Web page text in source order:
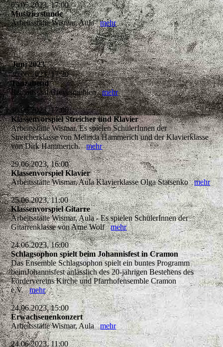
05.05.2023, 17:00
Musizierstunde
Arbeitsstätte Wismar, Aulamehr
Juni 2023
30.06.2023, 17:30
Tanzabend
Rathaussaal Grevesmühlenmehr
30.06.2023, 17:00
Klassenvorspiel Streicher und Klavier
Arbeitsstätte Wismar, Es spielen SchülerInnen der
Streicherklasse von Melinda Hammerich und der Klavierklasse
von Dirk Hammerich.mehr
29.06.2023, 16:00
Klassenvorspiel Klavier
Arbeitsstätte Wismar, Aula Klavierklasse Olga Statsenkomehr
25.06.2023, 11:00
Klassenvorspiel Gitarre
Arbeitsstätte Wismar, Aula - Es spielen SchülerInnen der
Gitarrenklasse von Arne Wolfmehr
24.06.2023, 16:00
Schlagsophon spielt beim Johannisfest in Cramon
Das Ensemble Schlagsophon spielt ein buntes Programm
beimJohannisfest anlässlich des 20-jährigen Bestehens des
Fördervereins Kirche und Pfarrhofensemble Cramon
e.V.mehr
24.06.2023, 15:00
Erwachsenenkonzert
Arbeitsstätte Wismar, Aulamehr
24.06.2023, 11:00